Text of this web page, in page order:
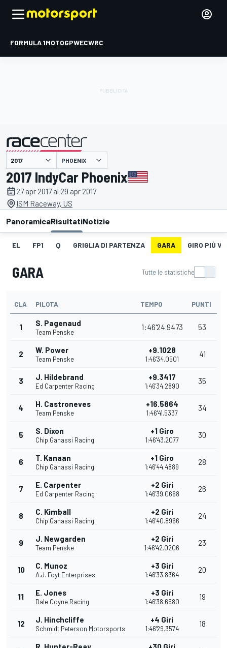
FORMULA 1MOTOGPWECWRC
presentato da PHOENIX
2017 IndyCar Phoenix
27 apr 2017 al 29 apr 2017
ISM Raceway, US
PanoramicaRisultatiNotizie
EL FP1 Q GRIGLIA DI PARTENZA GARA GIRO PIÙ
GARA Tutte le statistiche
CLA PILOTA TEMPO PUNTI
1 S. Pagenaud
Team Penske
1:46'24.9473 53
2 W. Power
Team Penske
+9.1028
1:46'34.0501
41
3 J. Hildebrand
Ed Carpenter Racing
+9.3417
1:46'34.2890
35
4 H. Castroneves
Team Penske
+16.5864
1:46'41.5337
34
5 S. Dixon
Chip Ganassi Racing
+1 Giro
1:46'43.2077
30
6 T. Kanaan
Chip Ganassi Racing
+1 Giro
1:46'44.4889
28
7 E. Carpenter
Ed Carpenter Racing
+2 Giri
1:46'39.0668
26
8 C. Kimball
Chip Ganassi Racing
+2 Giri
1:46'40.8966
24
9 J. Newgarden
Team Penske
+2 Giri
1:46'42.0206
23
10 C. Munoz
A.J. Foyt Enterprises
+3 Giri
1:46'33.8364
20
11 E. Jones
Dale Coyne Racing
+3 Giri
1:46'38.6580
19
12 J. Hinchcliffe
Schmidt Peterson Motorsports
+4 Giri
1:46'29.3574
18